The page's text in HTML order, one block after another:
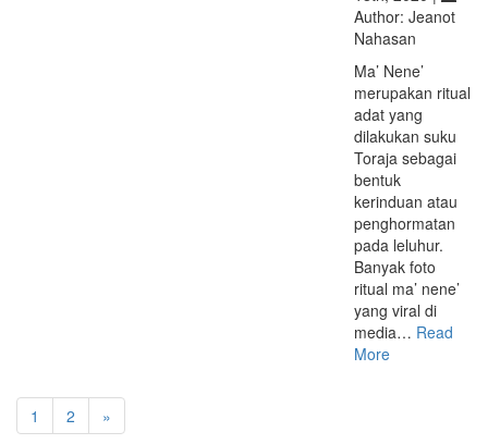
Author: Jeanot
Nahasan
Ma’ Nene’
merupakan ritual
adat yang
dilakukan suku
Toraja sebagai
bentuk
kerinduan atau
penghormatan
pada leluhur.
Banyak foto
ritual ma’ nene’
yang viral di
media… Read
More
1 2 »